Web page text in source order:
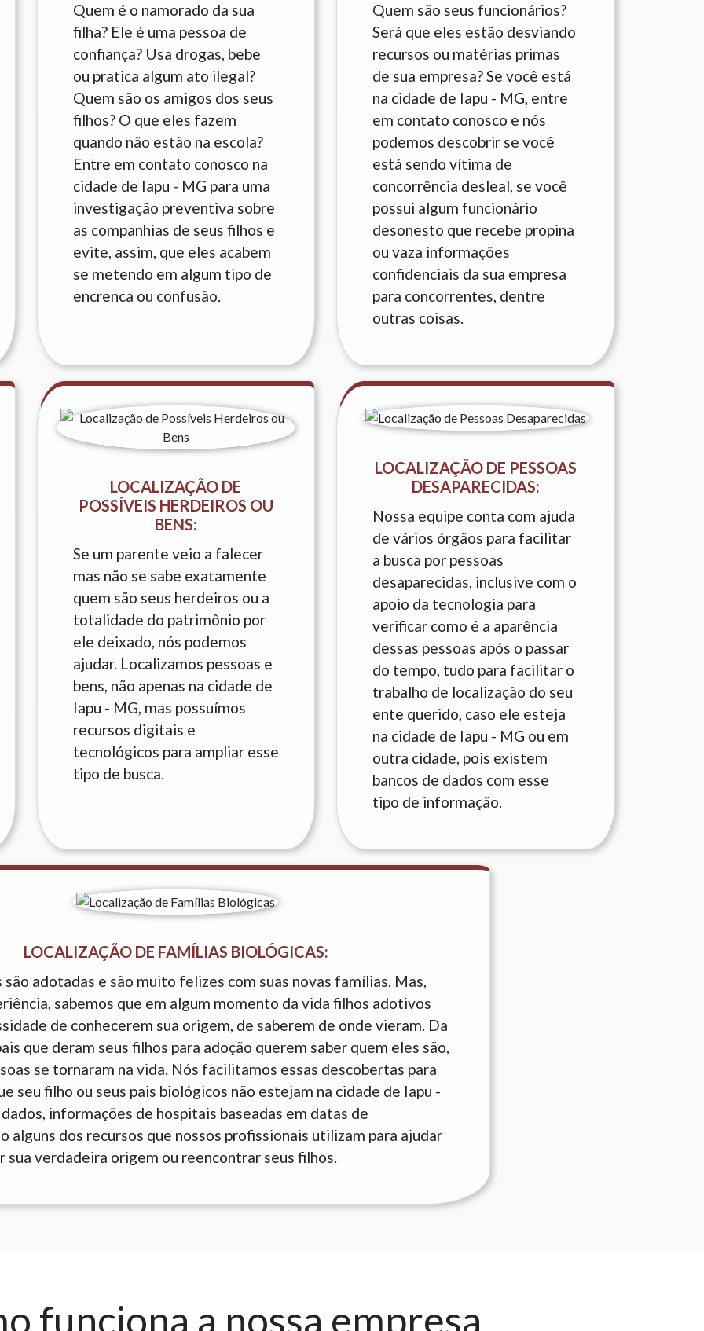
Quem é o namorado da sua
filha? Ele é uma pessoa de
confiança? Usa drogas, bebe
ou pratica algum ato ilegal?
Quem são os amigos dos seus
filhos? O que eles fazem
quando não estão na escola?
Entre em contato conosco na
cidade de Iapu - MG para uma
investigação preventiva sobre
as companhias de seus filhos e
evite, assim, que eles acabem
se metendo em algum tipo de
encrenca ou confusão.
Quem são seus funcionários?
Será que eles estão desviando
recursos ou matérias primas
de sua empresa? Se você está
na cidade de Iapu - MG, entre
em contato conosco e nós
podemos descobrir se você
está sendo vítima de
concorrência desleal, se você
possui algum funcionário
desonesto que recebe propina
ou vaza informações
confidenciais da sua empresa
para concorrentes, dentre
outras coisas.
LOCALIZAÇÃO DE
POSSÍVEIS HERDEIROS OU
BENS:
Se um parente veio a falecer
mas não se sabe exatamente
quem são seus herdeiros ou a
totalidade do patrimônio por
ele deixado, nós podemos
ajudar. Localizamos pessoas e
bens, não apenas na cidade de
Iapu - MG, mas possuímos
recursos digitais e
tecnológicos para ampliar esse
tipo de busca.
LOCALIZAÇÃO DE PESSOAS
DESAPARECIDAS:
Nossa equipe conta com ajuda
de vários órgãos para facilitar
a busca por pessoas
desaparecidas, inclusive com o
apoio da tecnologia para
verificar como é a aparência
dessas pessoas após o passar
do tempo, tudo para facilitar o
trabalho de localização do seu
ente querido, caso ele esteja
na cidade de Iapu - MG ou em
outra cidade, pois existem
bancos de dados com esse
tipo de informação.
LOCALIZAÇÃO DE FAMÍLIAS BIOLÓGICAS:
adotadas e são muito felizes com suas novas famílias. Mas,
sabemos que em algum momento da vida filhos adotivos
de conhecerem sua origem, de saberem de onde vieram. Da
que deram seus filhos para adoção querem saber quem eles são,
se tornaram na vida. Nós facilitamos essas descobertas para
seu filho ou seus pais biológicos não estejam na cidade de Iapu -
informações de hospitais baseadas em datas de
alguns dos recursos que nossos profissionais utilizam para ajudar
sua verdadeira origem ou reencontrar seus filhos.
funciona a nossa empresa